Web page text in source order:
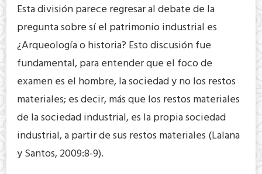
Esta división parece regresar al debate de la
pregunta sobre sí el patrimonio industrial es
¿Arqueología o historia? Esto discusión fue
fundamental, para entender que el foco de
examen es el hombre, la sociedad y no los restos
materiales; es decir, más que los restos materiales
de la sociedad industrial, es la propia sociedad
industrial, a partir de sus restos materiales (Lalana
y Santos, 2009:8-9).